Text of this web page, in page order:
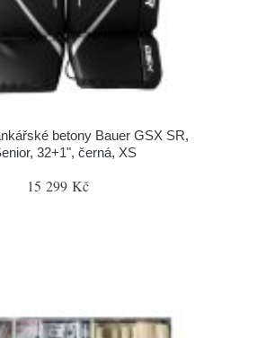
betony Bauer GSX SR,
32+1", černá, XS
15 299 Kč